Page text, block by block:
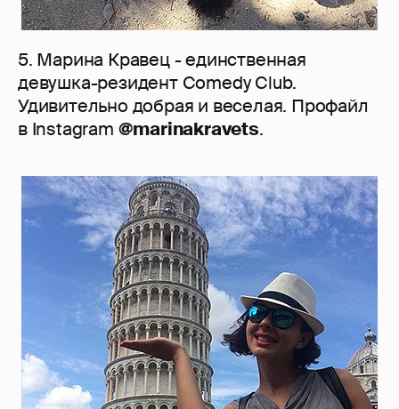
5. Марина Кравец - единственная
девушка-резидент Comedy Club.
Удивительно добрая и веселая. Профайл
в Instagram @marinakravets.